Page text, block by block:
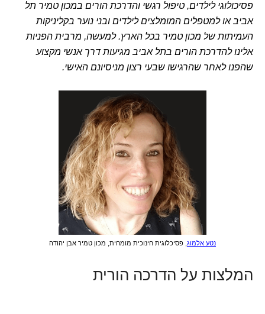
פסיכולוגי לילדים, טיפול רגשי והדרכת הורים במכון טמיר תל
אביב או למטפלים המומלצים לילדים ובני נוער בקליניקות
העמיתות של מכון טמיר בכל הארץ. למעשה, מרבית הפניות
אלינו להדרכת הורים בתל אביב מגיעות דרך אנשי מקצוע
שהפנו לאחר שהרגישו שבעי רצון מניסיונם האישי.
נטע אלמוג , פסיכלוגית חינוכית מומחית, מכון טמיר אבן יהודה
המלצות על הדרכה הורית